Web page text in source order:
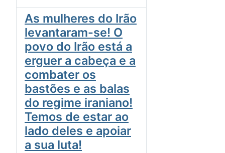
As mulheres do Irão
levantaram-se! O
povo do Irão está a
erguer a cabeça e a
combater os
bastões e as balas
do regime iraniano!
Temos de estar ao
lado deles e apoiar
a sua luta!